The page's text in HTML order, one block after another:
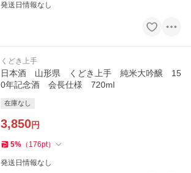
発送日情報なし
くどき上手
日本酒 山形県 くどき上手 純米大吟醸 15
0年記念酒 会長仕様 720ml
在庫なし
3,850円
5% （ 176pt）
発送日情報なし